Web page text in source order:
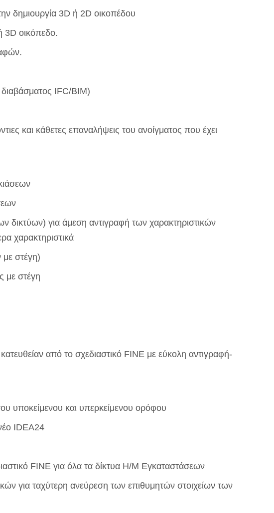
δημιουργία 3D ή 2D οικοπέδου
3D οικόπεδο.
διαβάσματος IFC/BIM)
και κάθετες επαναλήψεις του ανοίγματος που έχει
δικτύων) για άμεση αντιγραφή των χαρακτηριστικών
χαρακτηριστικά
στέγη)
με στέγη
από το σχεδιαστικό FINE με εύκολη αντιγραφή-
υποκείμενου και υπερκείμενου ορόφου
IDEA24
FINE για όλα τα δίκτυα Η/Μ Εγκαταστάσεων
για ταχύτερη ανεύρεση των επιθυμητών στοιχείων των